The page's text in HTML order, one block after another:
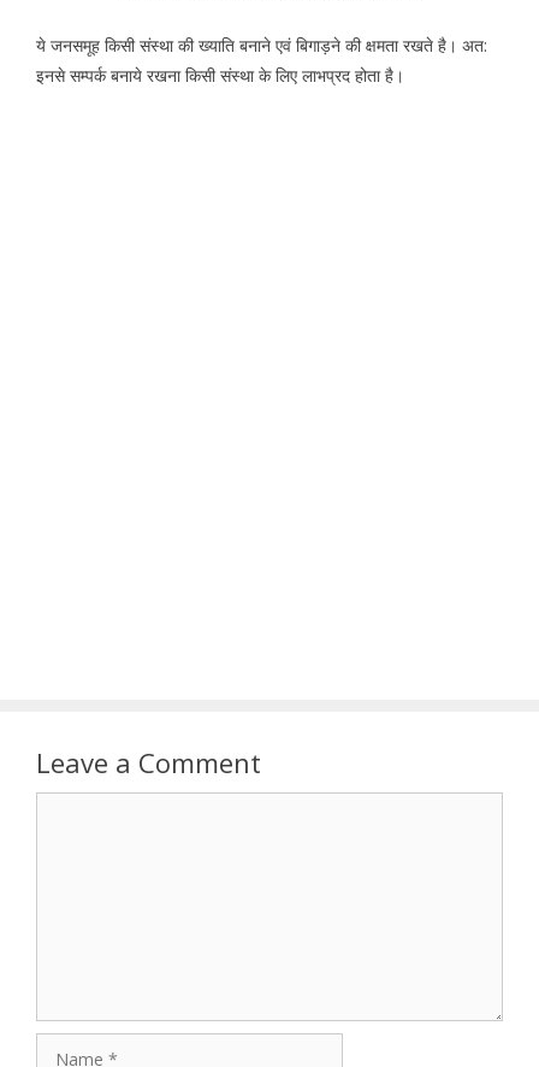
ये जनसमूह किसी संस्था की ख्याति बनाने एवं बिगाड़ने की क्षमता रखते है। अत:
इनसे सम्पर्क बनाये रखना किसी संस्था के लिए लाभप्रद होता है।
Leave a Comment